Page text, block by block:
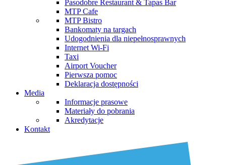
Pasodobre Restaurant & Tapas Bar
MTP Cafe
MTP Bistro
Bankomaty na targach
Udogodnienia dla niepełnosprawnych
Internet Wi-Fi
Taxi
Airport Voucher
Pierwsza pomoc
Deklaracja dostępności
Media
Informacje prasowe
Materiały do pobrania
Akredytacje
Kontakt